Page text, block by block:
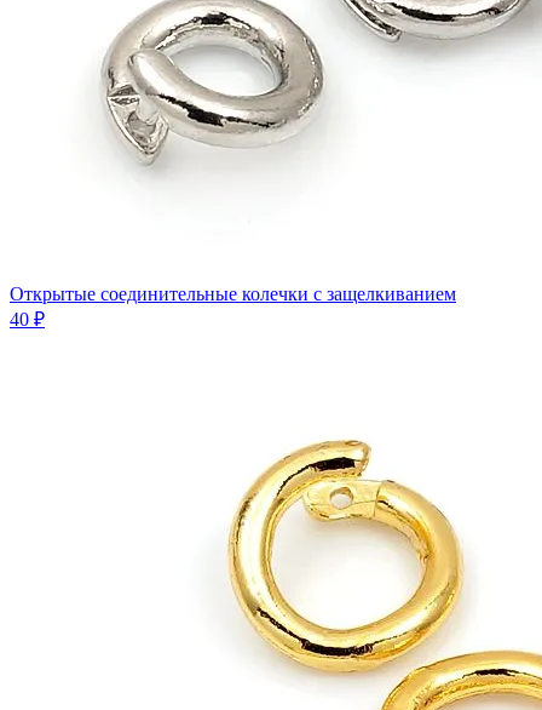
Открытые соединительные колечки с защелкиванием
40 ₽